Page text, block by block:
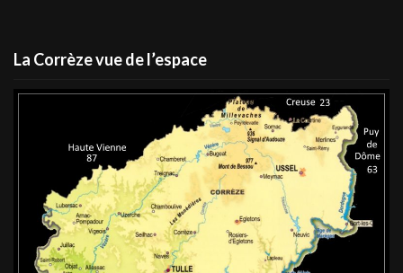
La Corrèze vue de l’espace